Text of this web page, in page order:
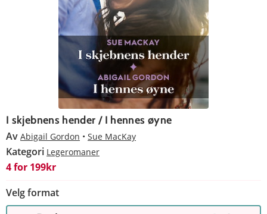
I skjebnens hender / I hennes øyne
Av Abigail Gordon Sue MacKay
Kategori Legeromaner
4 for 199kr
Velg format